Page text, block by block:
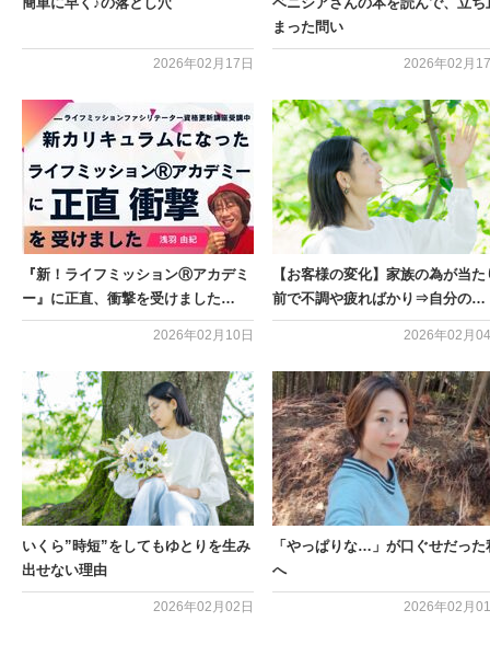
2026年02月17日
まった問い
2026年02月
『新！ライフミッションⓇアカデミ
ー』に正直、衝撃を受けました…
2026年02月10日
【お客様の変化】家族の為が当た
前で不調や疲ればかり⇒自分の…
2026年02月
いくら”時短”をしてもゆとりを生み
出せない理由
2026年02月02日
「やっぱりな…」が口ぐせだった
へ
2026年02月